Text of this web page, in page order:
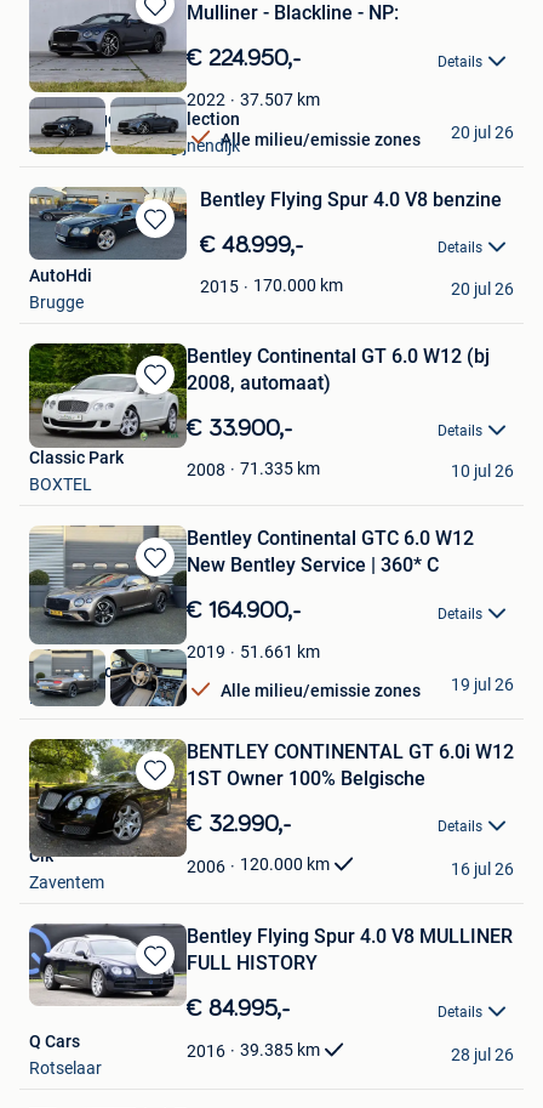
Bewaren
in
Mijn
Favorieten
Mulliner - Blackline - NP:
€ 224.950,- Details
2022 37.507 km
Alle milieu/emissie zones
ElsenBergen Car Collection
Aarschot + Deel Begijnendijk
20 jul 26
Bewaren
in
Bentley Flying Spur 4.0 V8 benzine
€ 48.999,- Details
2015 170.000 km
AutoHdi
Brugge
20 jul 26
Bewaren
in
Mijn
Favorieten
Bentley Continental GT 6.0 W12 (bj
2008, automaat)
€ 33.900,- Details
2008 71.335 km
Classic Park
BOXTEL
10 jul 26
Bewaren
in
Mijn
Favorieten
Bentley Continental GTC 6.0 W12
New Bentley Service | 360* C
€ 164.900,- Details
2019 51.661 km
Alle milieu/emissie zones
Autoaanbod.nu
Boekel
19 jul 26
Bewaren
in
Mijn
Favorieten
BENTLEY CONTINENTAL GT 6.0i W12
1ST Owner 100% Belgische
€ 32.990,- Details
2006 120.000 km
Clk
Zaventem
16 jul 26
Bewaren
in
Favorieten
Bentley Flying Spur 4.0 V8 MULLINER
FULL HISTORY
€ 84.995,- Details
2016 39.385 km
Q Cars
Rotselaar
28 jul 26